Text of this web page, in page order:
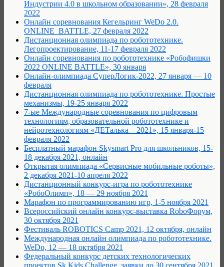
Индустрии 4.0 в школьном образовании», 28 февраля
2022
Онлайн соревнования Кегельринг WeDo 2.0.
ONLINE_BATTLE, 27 февраля 2022
Дистанционная олимпиада по робототехнике.
Легопроектирование, 11-17 февраля 2022
Онлайн соревнования по робототехнике «Робофишки
2022 ONLINE BATTLE», 30 января
Онлайн-олимпиада СуперЛогик-2022, 27 января — 10
февраля
Дистанционная олимпиада по робототехнике. Простые
механизмы, 19-25 января 2022
7-ые Международные соревнования по цифровым
технологиям, образовательной робототехнике и
нейротехнологиям «ДЕТалька – 2021», 15 января-15
февраля 2022
Бесплатный марафон Skysmart Pro для школьников, 15-
18 декабря 2021, онлайн
Открытая олимпиада «Сервисные мобильные роботы»,
2 декабря 2021-10 апреля 2022
Дистанционный конкурс-игра по робототехнике
«РобоОлимп», 18 — 29 ноября 2021
Марафон по программированию игр, 1-5 ноября 2021
Всероссийский онлайн конкурс-выставка RoboФорум,
30 октября 2021
Фестиваль ROBOTICS Camp 2021, 12 октября, онлайн
Международная онлайн олимпиада по робототехнике.
WeDo, 12 — 18 октября 2021
Федеральный конкурс детских технологических